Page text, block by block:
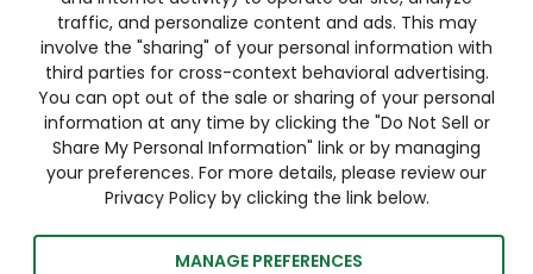
traffic, and personalize content and ads. This may
involve the "sharing" of your personal information with
third parties for cross-context behavioral advertising.
You can opt out of the sale or sharing of your personal
information at any time by clicking the "Do Not Sell or
Share My Personal Information" link or by managing
your preferences. For more details, please review our
Privacy Policy by clicking the link below.
MANAGE PREFERENCES